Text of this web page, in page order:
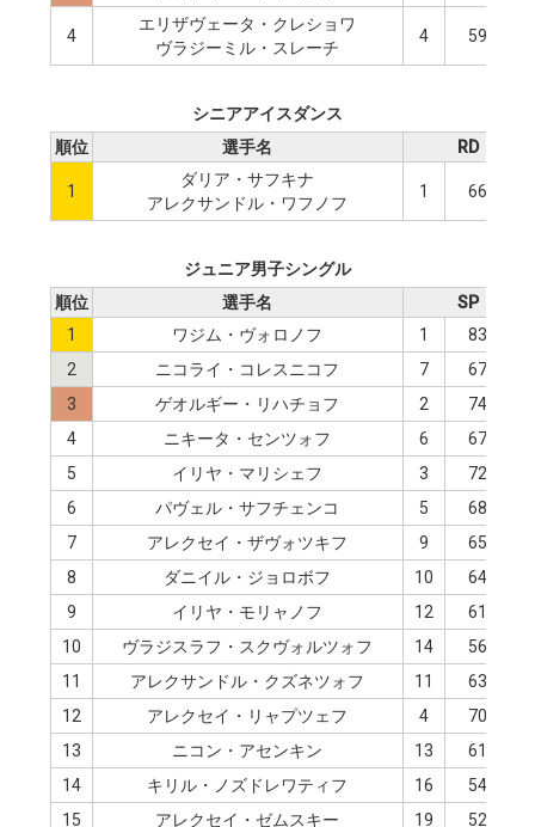
4
エリザヴェータ・クレショワ
ヴラジーミル・スレーチ
4 59.21
シニアアイスダンス
順位
選手名 RD
1
ダリア・サフキナ
アレクサンドル・ワフノフ
1 66.95
ジュニア男子シングル
順位
選手名
SP
1
ワジム・ヴォロノフ 1
83.76
2
ニコライ・コレスニコフ 7
67.29
3
ゲオルギー・リハチョフ 2
74.86
4
ニキータ・センツォフ 6
67.97
5
イリヤ・マリシェフ 3
72.37
6
パヴェル・サフチェンコ 5
68.02
7
アレクセイ・ザヴォツキフ 9
65.90
8
ダニイル・ジョロボフ 10
64.64
9
イリヤ・モリャノフ 12
61.16
10
ヴラジスラフ・スクヴォルツォフ 14
56.11
11
アレクサンドル・クズネツォフ 11
63.26
12
アレクセイ・リャプツェフ 4
70.83
13
ニコン・アセンキン 13
61.08
14
キリル・ノズドレワティフ 16
54.96
15
アレクセイ・ゼムスキー 19 52.12